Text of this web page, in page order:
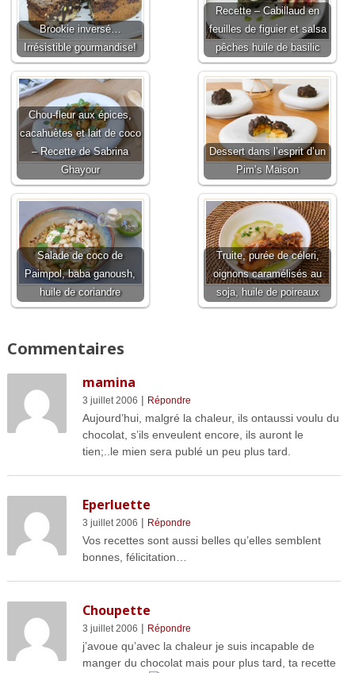
Brookie inversé…
Irrésistible gourmandise!
Recette – Cabillaud en
feuilles de figuier et salsa
pêches huile de basilic
Chou-fleur aux épices,
cacahuètes et lait de coco
– Recette de Sabrina
Ghayour
Dessert dans l’esprit d’un
Pim’s Maison
Salade de coco de
Paimpol, baba ganoush,
huile de coriandre
Truite, purée de céleri,
oignons caramélisés au
soja, huile de poireaux
Commentaires
mamina
3 juillet 2006 | Répondre
Aujourd’hui, malgré la chaleur, ils ontaussi voulu du
chocolat, s’ils enveulent encore, ils auront le
tien;..le mien sera publé un peu plus tard.
Eperluette
3 juillet 2006 | Répondre
Vos recettes sont aussi belles qu’elles semblent
bonnes, félicitation…
Choupette
3 juillet 2006 | Répondre
j’avoue qu’avec la chaleur je suis incapable de
manger du chocolat mais pour plus tard, ta recette